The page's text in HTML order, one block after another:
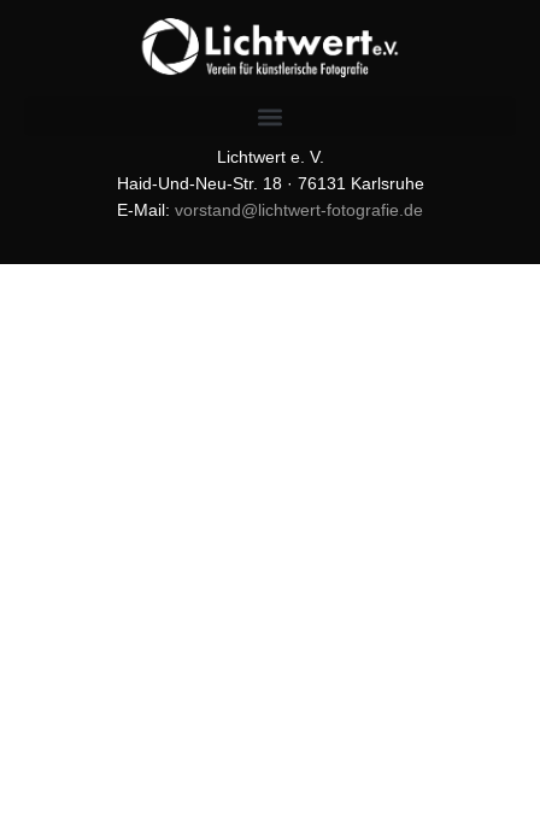
Lichtwert e. V.
Haid-Und-Neu-Str. 18 · 76131 Karlsruhe
E-Mail: vorstand@lichtwert-fotografie.de